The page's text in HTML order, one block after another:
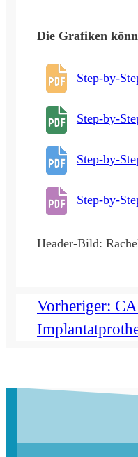
Die Grafiken
Step-by-
Step-by-
Step-by-
Step-by-
Header-Bild:
Vorheriger: